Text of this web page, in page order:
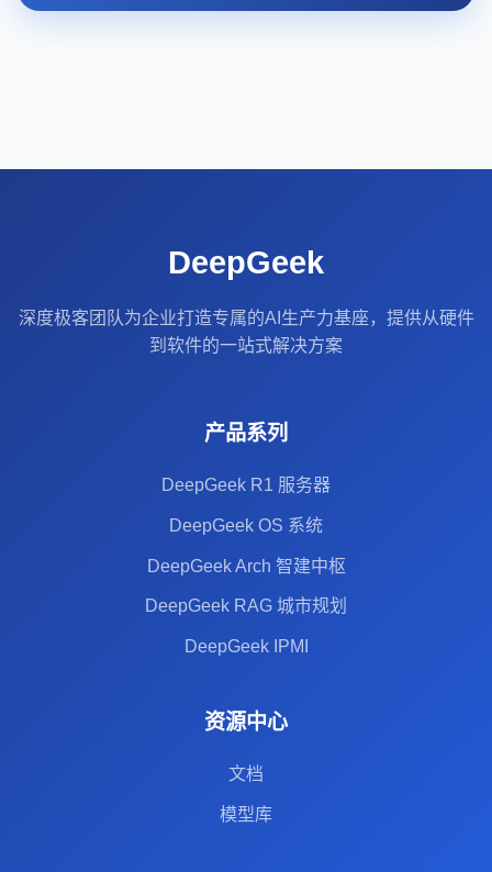
DeepGeek
深度极客团队为企业打造专属的AI生产力基座，提供从硬件
到软件的一站式解决方案
产品系列
DeepGeek R1 服务器
DeepGeek OS 系统
DeepGeek Arch 智建中枢
DeepGeek RAG 城市规划
DeepGeek IPMI
资源中心
文档
模型库